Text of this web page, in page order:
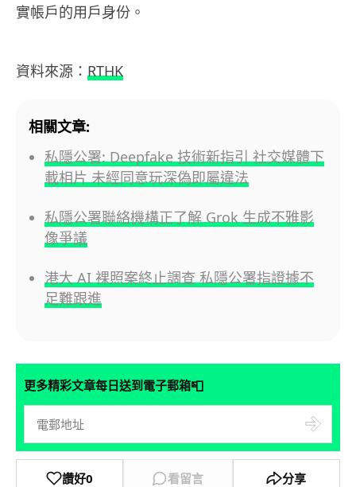
實帳戶的用戶身份。
資料來源： RTHK
相關文章:
私隱公署: Deepfake 技術新指引 社交媒體下
載相片 未經同意玩深偽即屬違法
私隱公署聯絡機構正了解 Grok 生成不雅影
像爭議
港大 AI 裸照案終止調查 私隱公署指證據不
足難跟進
更多精彩文章每日送到電子郵箱📮
讚好0 看留言 分享